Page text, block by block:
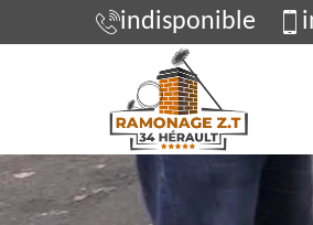
indisponible